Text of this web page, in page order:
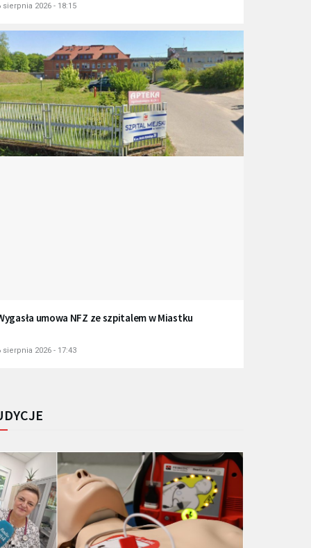
sierpnia 2026 - 18:15
umowa NFZ ze szpitalem w Miastku
sierpnia 2026 - 17:43